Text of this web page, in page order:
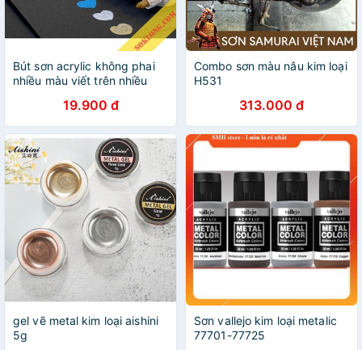
Bút sơn acrylic không phai
nhiều màu viết trên nhiều
STA1000 B1319.900 đ
Combo sơn màu nâu kim loại
H531
313.000 đ
gel vẽ metal kim loại aishini
5g
Sơn vallejo kim loại metalic
77701-77725